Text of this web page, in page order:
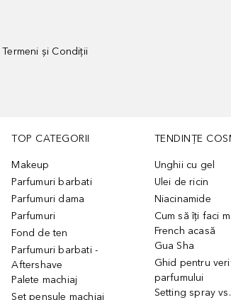
Termeni și Condiții
TOP CATEGORII
Makeup
Parfumuri barbati
Parfumuri dama
Parfumuri
Fond de ten
Parfumuri barbati -
Aftershave
Palete machiaj
Set pensule machiaj
TENDINȚE
Unghii cu gel
Ulei de ricin
Niacinamide
Cum să îți faci
French acasă
Gua Sha
Ghid pentru
parfumului
Setting spray